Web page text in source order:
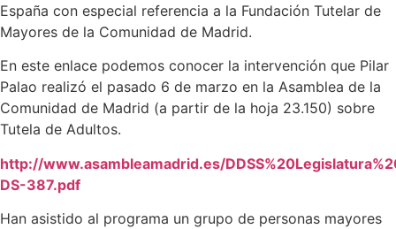
España con especial referencia a la Fundación Tutelar de
Mayores de la Comunidad de Madrid.
En este enlace podemos conocer la intervención que Pilar
Palao realizó el pasado 6 de marzo en la Asamblea de la
Comunidad de Madrid (a partir de la hoja 23.150) sobre
Tutela de Adultos.
http://www.asambleamadrid.es/
DS-387.pdf
Han asistido al programa un grupo de personas mayores